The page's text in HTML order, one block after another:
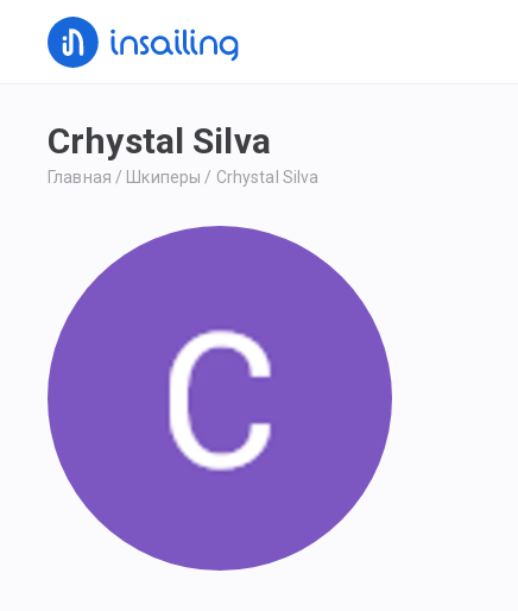
Crhystal Silva
Главная / Шкиперы / Crhystal Silva